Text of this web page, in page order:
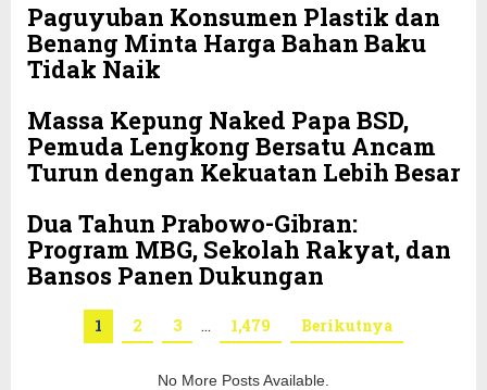
Paguyuban Konsumen Plastik dan
Benang Minta Harga Bahan Baku
Tidak Naik
Massa Kepung Naked Papa BSD,
Pemuda Lengkong Bersatu Ancam
Turun dengan Kekuatan Lebih Besar
Dua Tahun Prabowo-Gibran:
Program MBG, Sekolah Rakyat, dan
Bansos Panen Dukungan
1 2 3 … 1,479 Berikutnya
No More Posts Available.